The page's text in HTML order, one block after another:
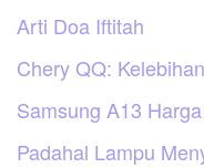
Arti Doa Iftitah
Chery QQ:
Samsung A13
Padahal Lampu